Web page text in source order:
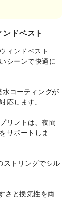
ドベスト
ィンドベスト
シーンで快適に
コーティングが
応します。
リントは、夜間
サポートしま
ストリングでシル
さと換気性を両